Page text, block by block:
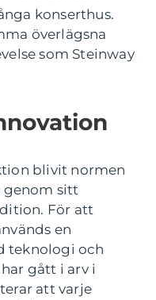
konserthus.
överlägsna
som Steinway
blivit normen
genom sitt
För att
en
teknologi och
gått i arv i
att varje